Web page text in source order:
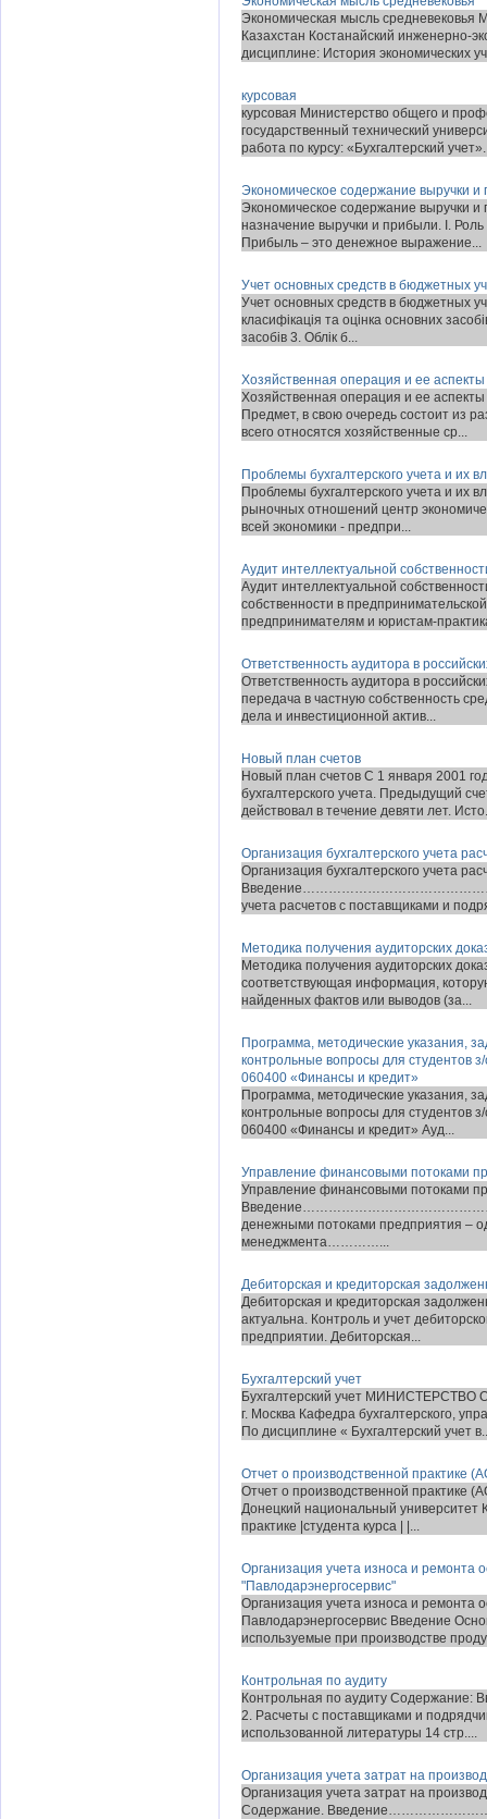
Экономическая мысль средневековья
Казахстан Костанайский
дисциплине: История экономических
курсовая
курсовая Министерство общего и
государственный технический
работа по курсу: «Бухгалтерский
Экономическое содержание выручки и
Экономическое содержание выручки
назначение выручки и прибыли. I.
Прибыль – это денежное выражение...
Учет основных средств в бюджетных
Учет основных средств в бюджетных
класифікація та оцінка основних
засобів 3. Облік б...
Хозяйственная операция и ее аспекты
Хозяйственная операция и ее
Предмет, в свою очередь состоит из
всего относятся хозяйственные ср...
Проблемы бухгалтерского учета и их
Проблемы бухгалтерского учета и их
рыночных отношений центр
всей экономики - предпри...
Аудит интеллектуальной
Аудит интеллектуальной
собственности в
предпринимателям и юристам-
Ответственность аудитора в
Ответственность аудитора в
передача в частную собственность
дела и инвестиционной актив...
Новый план счетов
Новый план счетов С 1 января 2001
бухгалтерского учета. Предыдущий
действовал в течение девяти лет.
Организация бухгалтерского учета
Организация бухгалтерского учета
учета расчетов с поставщиками и
Методика получения аудиторских
Методика получения аудиторских
соответствующая информация,
найденных фактов или выводов (за...
Программа, методические указания,
контрольные вопросы для студентов
060400 «Финансы и кредит»
Программа, методические указания,
контрольные вопросы для студентов
060400 «Финансы и кредит» Ауд...
Управление финансовыми потоками
Управление финансовыми потоками
денежными потоками предприятия –
менеджмента…………...
Дебиторская и кредиторская
Дебиторская и кредиторская
актуальна. Контроль и учет
предприятии. Дебиторская...
Бухгалтерский учет
Бухгалтерский учет
г. Москва Кафедра бухгалтерского,
По дисциплине « Бухгалтерский учет
Отчет о производственной практике
Отчет о производственной практике
Донецкий национальный университет
практике |студента курса | |...
Организация учета износа и ремонта
"Павлодарэнергосервис"
Организация учета износа и ремонта
Павлодарэнергосервис Введение
используемые при производстве
Контрольная по аудиту
Контрольная по аудиту Содержание:
2. Расчеты с поставщиками и
использованной литературы 14 стр....
Организация учета затрат на
Организация учета затрат на
Содержание.